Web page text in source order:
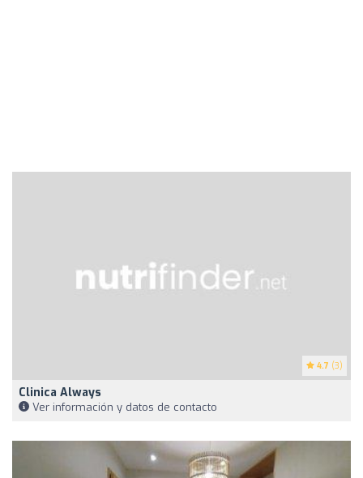
4.7 (3)
Clinica Always
Ver información y datos de contacto